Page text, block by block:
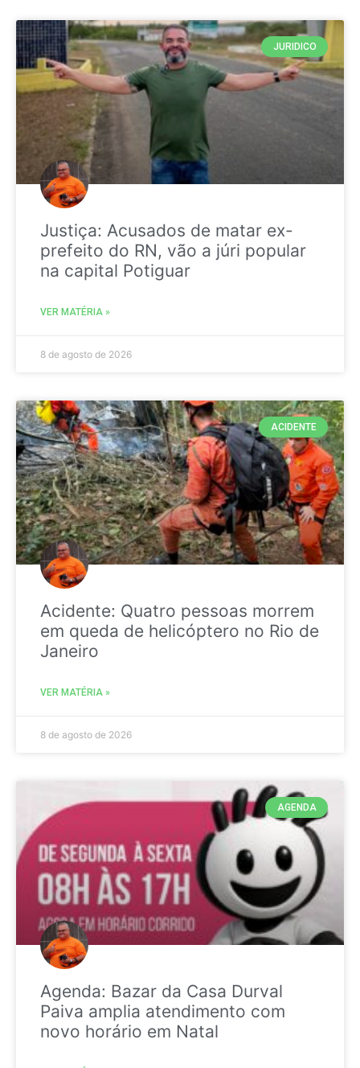
JURIDICO
Justiça: Acusados de matar ex-
prefeito do RN, vão a júri popular
na capital Potiguar
VER MATÉRIA »
8 de agosto de 2026
ACIDENTE
Acidente: Quatro pessoas morrem
em queda de helicóptero no Rio de
Janeiro
VER MATÉRIA »
8 de agosto de 2026
AGENDA
Agenda: Bazar da Casa Durval
Paiva amplia atendimento com
novo horário em Natal